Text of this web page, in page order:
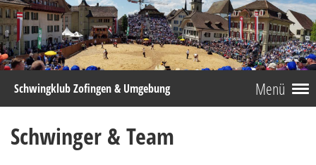
Menü
Schwingklub Zofingen & Umgebung
Schwinger & Team